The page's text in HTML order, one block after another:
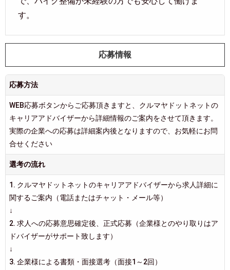
す。
応募情報
応募方法
WEB応募ボタンからご応募頂きますと、クルマヤドットネットの
キャリアアドバイザーから詳細情報のご案内をさせて頂きます。
実際の企業への応募は詳細案内後となりますので、お気軽にお問
合せください
選考の流れ
1. クルマヤドットネットのキャリアアドバイザーから求人詳細に
関するご案内（電話またはチャット・メール等）
↓
2. 求人への応募意思確定後、正式応募（企業様とのやり取りはア
ドバイザーがサポート致します）
↓
3. 企業様による書類・面接選考（面接1～2回）